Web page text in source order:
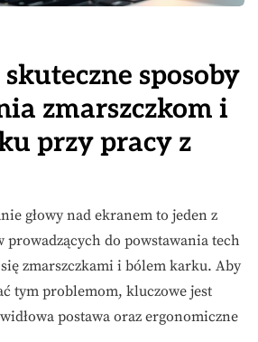
sposoby
zmarszczkom i
przy pracy z
głowy nad ekranem to jeden z
prowadzących do powstawania tech
zmarszczkami i bólem karku. Aby
tym problemom, kluczowe jest
postawa oraz ergonomiczne